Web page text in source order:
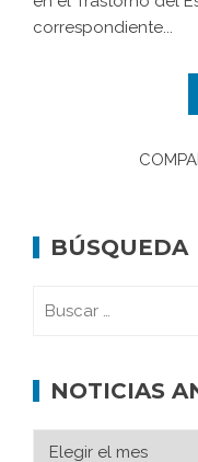
correspondiente...
BÚSQUEDA
NOTICIAS